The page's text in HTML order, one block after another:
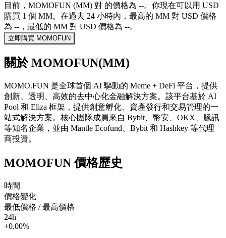
目前，MOMOFUN (MM) 對 的價格為 --。你現在可以用 USD
購買 1 個 MM。在過去 24 小時內，最高的 MM 對 USD 價格
為 --，最低的 MM 對 USD 價格為 --。
立即購買 MOMOFUN
關於 MOMOFUN(MM)
MOMO.FUN 是全球首個 AI 驅動的 Meme + DeFi 平台，提供
創新、透明、高效的去中心化金融解決方案。該平台基於 AI
Pool 和 Eliza 框架，提供創意孵化、資產發行和交易管理的一
站式解決方案。核心團隊成員來自 Bybit、幣安、OKX、騰訊
等知名企業，並由 Mantle Ecofund、Bybit 和 Hashkey 等代理
商投資。
MOMOFUN 價格歷史
時間
價格變化
最低價格 / 最高價格
24h
+0.00%